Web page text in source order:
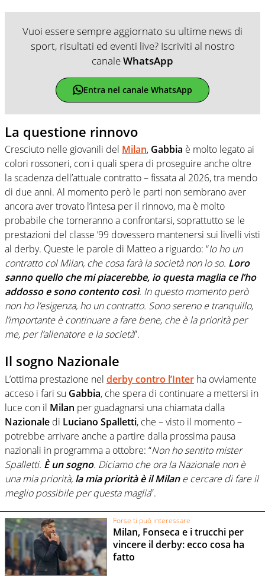
Vuoi essere sempre aggiornato su ultime news di
sport, risultati ed eventi live? Iscriviti al nostro
canaleWhatsApp
Entra nel canale WhatsApp
La questione rinnovo
Cresciuto nelle giovanili del Milan, Gabbia è molto legato ai
colori rossoneri, con i quali spera di proseguire anche oltre
la scadenza dell’attuale contratto – fissata al 2026, tra mendo
di due anni. Al momento però le parti non sembrano aver
ancora aver trovato l’intesa per il rinnovo, ma è molto
probabile che torneranno a confrontarsi, soprattutto se le
prestazioni del classe ’99 dovessero mantenersi sui livelli visti
al derby. Queste le parole di Matteo a riguardo: “Io ho un
contratto col Milan, che cosa farà la società non lo so. Loro
sanno quello che mi piacerebbe, io questa maglia ce l’ho
addosso e sono contento così. In questo momento però
non ho l’esigenza, ho un contratto. Sono sereno e tranquillo,
l’importante è continuare a fare bene, che è la priorità per
me, per l’allenatore e la società”.
Il sogno Nazionale
L’ottima prestazione nel derby contro l’Inter ha ovviamente
acceso i fari su Gabbia, che spera di continuare a mettersi in
luce con il Milan per guadagnarsi una chiamata dalla
Nazionale di Luciano Spalletti, che – visto il momento –
potrebbe arrivare anche a partire dalla prossima pausa
nazionali in programma a ottobre: “Non ho sentito mister
Spalletti. È un sogno. Diciamo che ora la Nazionale non è
una mia priorità, la mia priorità è il Milane cercare di fare il
meglio possibile per questa maglia”.
Forse ti può interessare
Milan, Fonseca e i trucchi per
vincere il derby: ecco cosa ha
fatto